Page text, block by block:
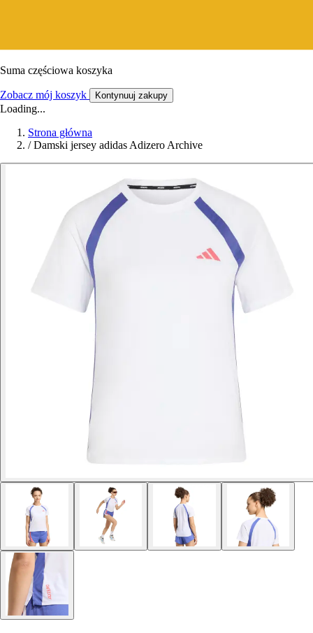
Suma częściowa koszyka
Zobacz mój koszyk Kontynuuj zakupy
Loading...
Strona główna
/ Damski jersey adidas Adizero Archive